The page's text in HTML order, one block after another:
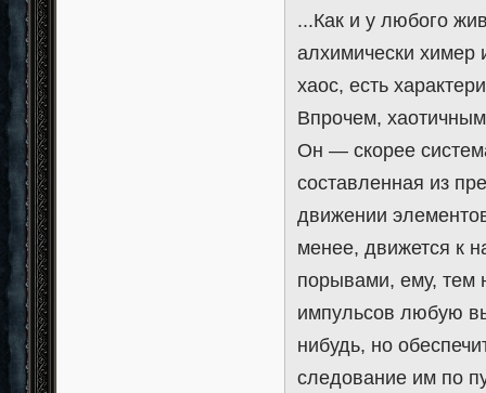
...Как и у любого
алхимически химер
хаос, есть
Впрочем,
Он — скорее
составленная из
движении
менее, движется к
порывами, ему, тем
импульсов любую
нибудь, но
следование им по